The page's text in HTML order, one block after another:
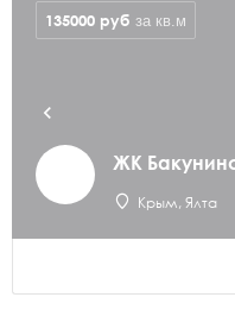
ЖК
Крым, Ялта
135000 руб за кв.м